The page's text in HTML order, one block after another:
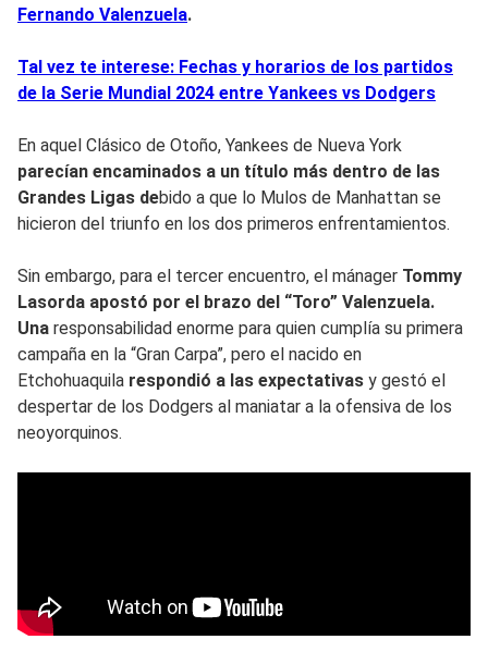
Fernando Valenzuela.
Tal vez te interese: Fechas y horarios de los partidos
de la Serie Mundial 2024 entre Yankees vs Dodgers
En aquel Clásico de Otoño, Yankees de Nueva York
parecían encaminados a un título más dentro de las
Grandes Ligas debido a que lo Mulos de Manhattan se
hicieron del triunfo en los dos primeros enfrentamientos.
Sin embargo, para el tercer encuentro, el mánager Tommy
Lasorda apostó por el brazo del “Toro” Valenzuela.
Una responsabilidad enorme para quien cumplía su primera
campaña en la “Gran Carpa”, pero el nacido en
Etchohuaquila respondió a las expectativas y gestó el
despertar de los Dodgers al maniatar a la ofensiva de los
neoyorquinos.